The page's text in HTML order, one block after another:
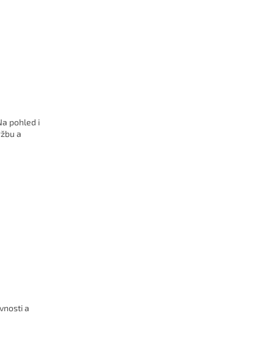
pohled i
a
a